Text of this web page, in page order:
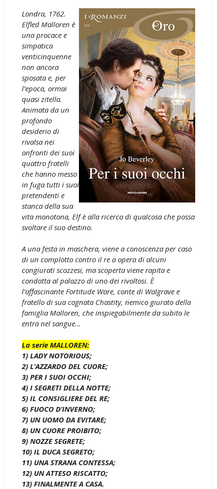
Londra, 1762.
Elfled Malloren è
una procace e
simpatica
venticinquenne
non ancora
sposata e, per
l’epoca, ormai
quasi zitella.
Animata da un
profondo
desiderio di
rivalsa nei
onfronti dei suoi
quattro fratelli
che hanno messo
in fuga tutti i suoi
pretendenti e
stanca della sua
vita monotona, Elf è alla ricerca di qualcosa che possa
svoltare il suo destino.
A una festa in maschera, viene a conoscenza per caso
di un complotto contro il re a opera di alcuni
congiurati scozzesi, ma scoperta viene rapita e
condotta al palazzo di uno dei rivoltosi. È
l’affascinante Fortitude Ware, conte di Walgrave e
fratello di sua cognata Chastity, nemico giurato della
famiglia Malloren, che inspiegabilmente da subito le
entra nel sangue…
La serie MALLOREN:
1) LADY NOTORIOUS;
2) L’AZZARDO DEL CUORE;
3) PER I SUOI OCCHI;
4) I SEGRETI DELLA NOTTE;
5) IL CONSIGLIERE DEL RE;
6) FUOCO D’INVERNO;
7) UN UOMO DA EVITARE;
8) UN CUORE PROIBITO;
9) NOZZE SEGRETE;
10) IL DUCA SEGRETO;
11) UNA STRANA CONTESSA;
12) UN ATTESO RISCATTO;
13) FINALMENTE A CASA.